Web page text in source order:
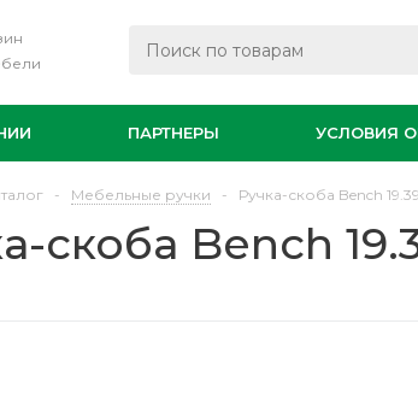
ПАРТНЕРЫ УСЛОВИЯ
- Мебельные ручки - Ручка-скоба Bench
скоба Bench